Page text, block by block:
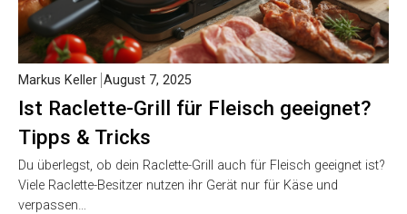
Ist Raclette-Grill für Fleisch geeignet?
Tipps & Tricks
Markus Keller August 7, 2025
Du überlegst, ob dein Raclette-Grill auch für Fleisch geeignet ist?
Viele Raclette-Besitzer nutzen ihr Gerät nur für Käse und
verpassen…